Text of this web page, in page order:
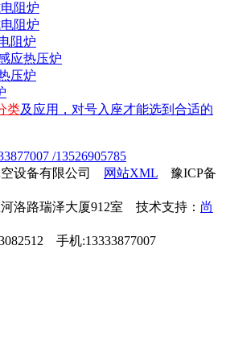
阻炉
阻炉
阻炉
应热压炉
压炉
类及应用，对号入座才能选到合适的
/13526905785
空设备有限公司
网站XML 豫ICP备
洛路瑞泽大厦912室 技术支持： 尚
手机:13333877007